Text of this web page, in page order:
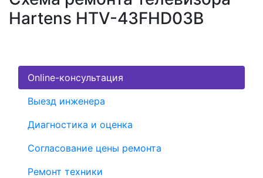
Hartens HTV-43FHD03B
Online-консультация
Выезд инженера
Диагностика и оценка
Согласование цены ремонта
Ремонт техники